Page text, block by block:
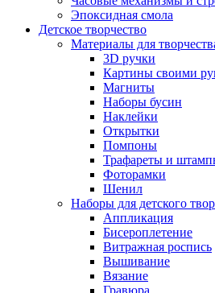
Эпоксидная смола
Детское творчество
Материалы для
3D ручки
Картины своими
Магниты
Наборы бусин
Наклейки
Открытки
Помпоны
Трафареты и
Фоторамки
Шенил
Наборы для детского
Аппликация
Бисероплетение
Витражная роспись
Вышивание
Вязание
Гравюра